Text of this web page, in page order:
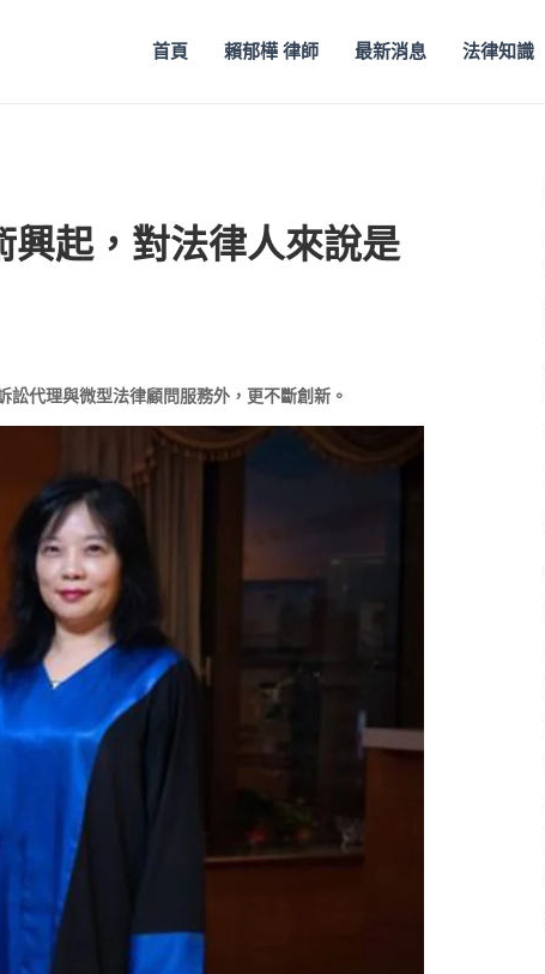
首頁 賴郁樺 律師 最新消息 法律知識
起，對法律人來說是
代理與微型法律顧問服務外，更不斷創新。